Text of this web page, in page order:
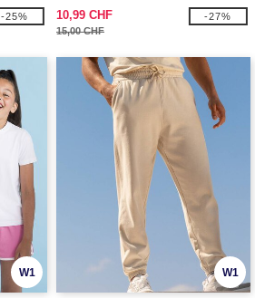
-25%
10,99 CHF
15,00 CHF
-27%
W1 W1